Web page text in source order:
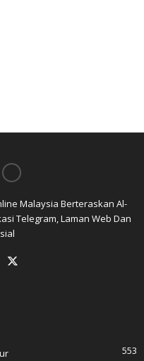
Malaysia Berteraskan Al-
Telegram, Laman Web Dan
553